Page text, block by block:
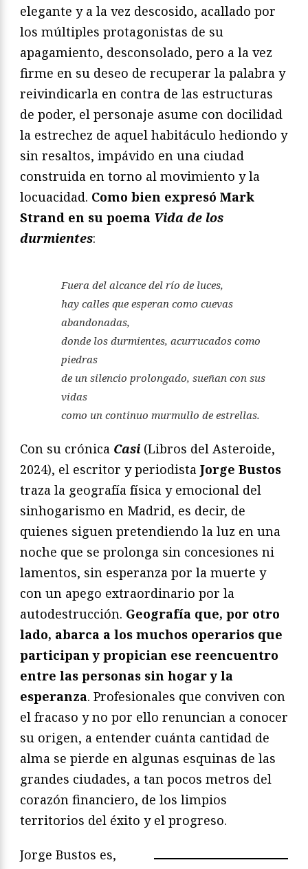
elegante y a la vez descosido, acallado por
los múltiples protagonistas de su
apagamiento, desconsolado, pero a la vez
firme en su deseo de recuperar la palabra y
reivindicarla en contra de las estructuras
de poder, el personaje asume con docilidad
la estrechez de aquel habitáculo hediondo y
sin resaltos, impávido en una ciudad
construida en torno al movimiento y la
locuacidad. Como bien expresó Mark
Strand en su poema Vida de los
durmientes:
Fuera del alcance del río de luces,
hay calles que esperan como cuevas
abandonadas,
donde los durmientes, acurrucados como
piedras
de un silencio prolongado, sueñan con sus
vidas
como un continuo murmullo de estrellas.
Con su crónica Casi (Libros del Asteroide,
2024), el escritor y periodista Jorge Bustos
traza la geografía física y emocional del
sinhogarismo en Madrid, es decir, de
quienes siguen pretendiendo la luz en una
noche que se prolonga sin concesiones ni
lamentos, sin esperanza por la muerte y
con un apego extraordinario por la
autodestrucción. Geografía que, por otro
lado, abarca a los muchos operarios que
participan y propician ese reencuentro
entre las personas sin hogar y la
esperanza. Profesionales que conviven con
el fracaso y no por ello renuncian a conocer
su origen, a entender cuánta cantidad de
alma se pierde en algunas esquinas de las
grandes ciudades, a tan pocos metros del
corazón financiero, de los limpios
territorios del éxito y el progreso.
Jorge Bustos es,